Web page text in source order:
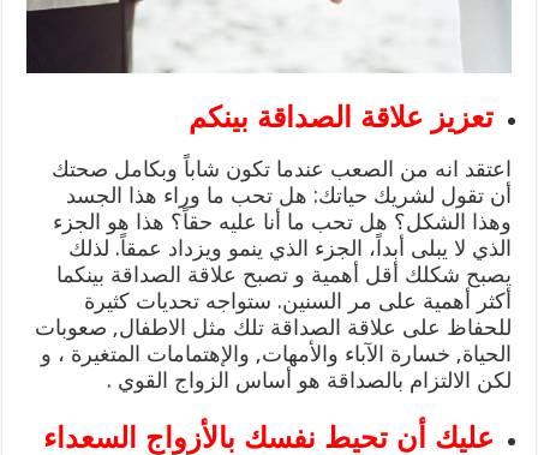
تعزيز علاقة الصداقة بينكم
اعتقد انه من الصعب عندما تكون شاباً وبكامل صحتك
أن تقول لشريك حياتك: هل تحب ما وراء هذا الجسد
وهذا الشكل؟ هل تحب ما أنا عليه حقاً؟ هذا هو الجزء
الذي لا يبلى أبداً، الجزء الذي ينمو ويزداد عمقاً. لذلك
يصبح شكلك أقل أهمية و تصبح علاقة الصداقة بينكما
أكثر أهمية على مر السنين. ستواجه تحديات كثيرة
للحفاظ على علاقة الصداقة تلك مثل الاطفال, صعوبات
الحياة, خسارة الآباء والأمهات, والإهتمامات المتغيرة ، و
لكن الالتزام بالصداقة هو أساس الزواج القوي .
عليك أن تحيط نفسك بالأزواج السعداء